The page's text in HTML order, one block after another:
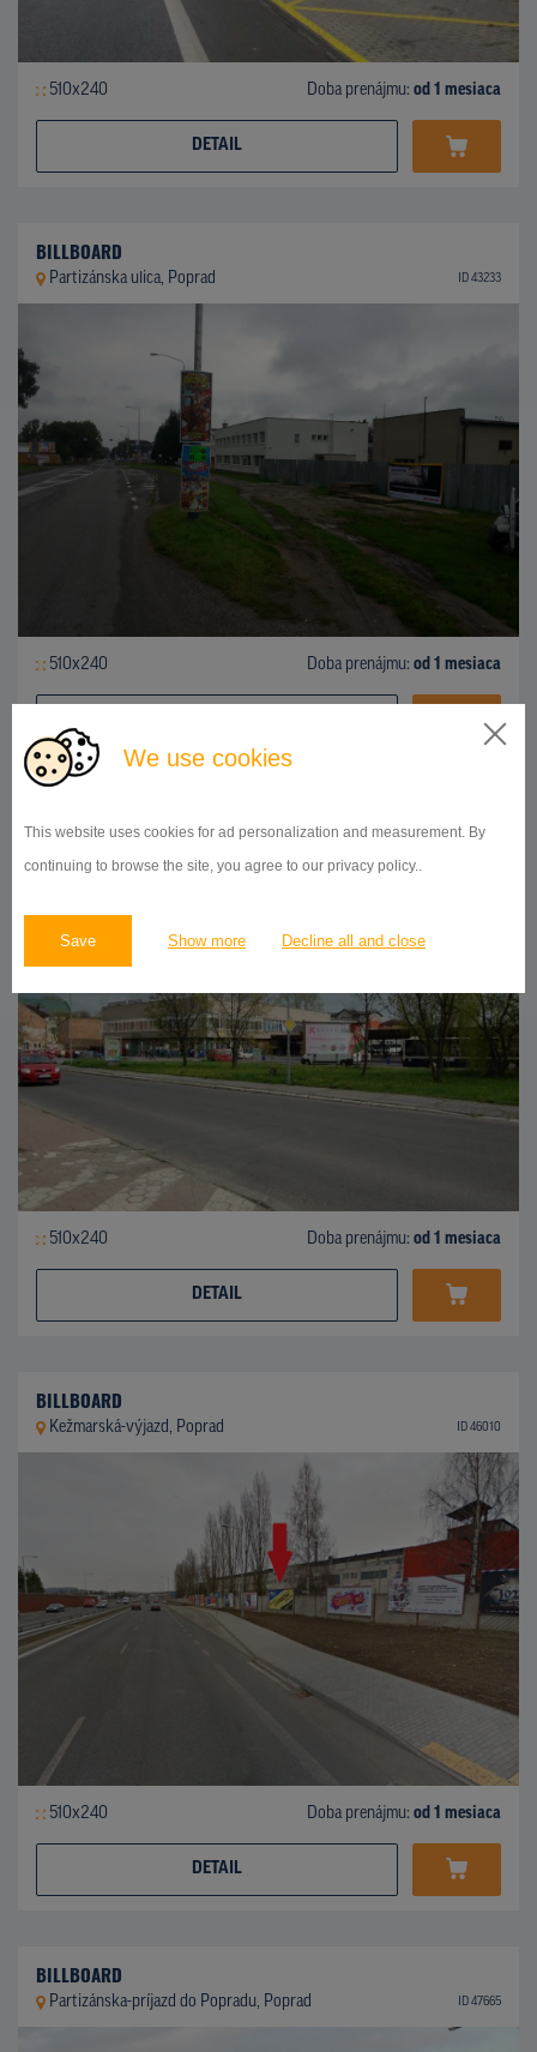
We use cookies
This website uses cookies for ad personalization and measurement. By
continuing to browse the site, you agree to our privacy policy..
Save Show more Decline all and close
510x240 Doba prenájmu: od 1 mesiaca
DETAIL
BILLBOARD
Partizánska ulica, Poprad ID 43233
510x240 Doba prenájmu: od 1 mesiaca
BILLBOARD
510x240 Doba prenájmu: od 1 mesiaca
DETAIL
BILLBOARD
Kežmarská-výjazd, Poprad ID 46010
510x240 Doba prenájmu: od 1 mesiaca
DETAIL
BILLBOARD
Partizánska-príjazd do Popradu, Poprad ID 47665